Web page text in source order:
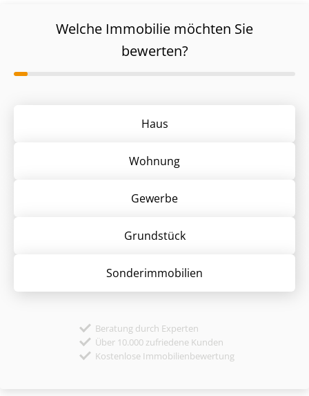
Welche Immobilie möchten Sie
bewerten?
Haus
Wohnung
Gewerbe
Grund­stück
Sonder­immobilien
Beratung durch Experten
Über 10.000 zufriedene Kunden
Kostenlose Immobilienbewertung